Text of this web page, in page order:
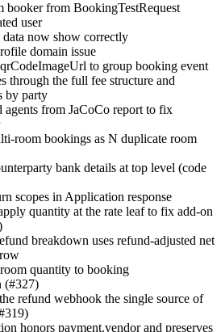
booker from BookingTestRequest
user
now show correctly
domain issue
to group booking event
through the full fee structure and
by party
from JaCoCo report to fix
room bookings as N duplicate room
bank details at top level (code
scopes in Application response
quantity at the rate leaf to fix add-on
breakdown uses refund-adjusted net
quantity to booking
(#327)
refund webhook the single source of
honors payment.vendor and preserves